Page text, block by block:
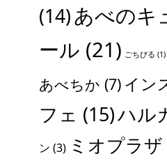
(14)あべのキ
ール (21) ごちびる (1)
あべちか (7) イン
フェ (15)ハル
ン (3) ミオプラザ